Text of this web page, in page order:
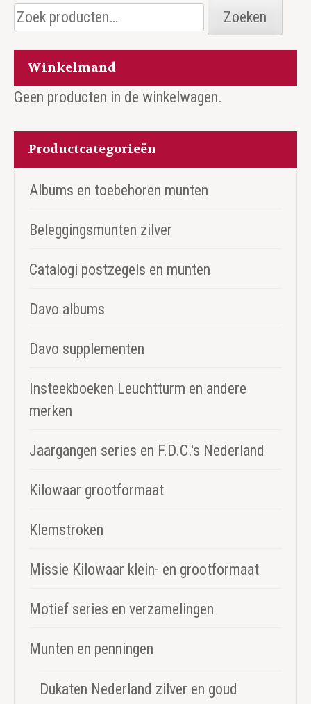
Zoeken
naar:
Zoeken
Winkelmand
Geen producten in de winkelwagen.
Productcategorieën
Albums en toebehoren munten
Beleggingsmunten zilver
Catalogi postzegels en munten
Davo albums
Davo supplementen
Insteekboeken Leuchtturm en andere
merken
Jaargangen series en F.D.C.'s Nederland
Kilowaar grootformaat
Klemstroken
Missie Kilowaar klein- en grootformaat
Motief series en verzamelingen
Munten en penningen
Dukaten Nederland zilver en goud